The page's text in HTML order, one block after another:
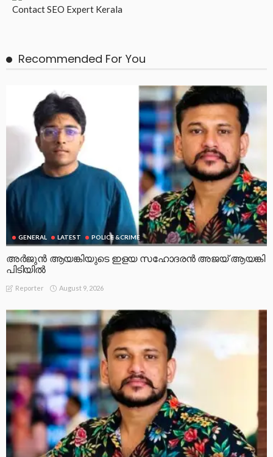
ContactSEO Expert Kerala
Recommended For You
GENERAL LATEST POLICE &CRIME
അർജുൻ ആയങ്കിയുടെ ഇളയ സഹോദരൻ അജയ് ആയങ്കി
പിടിയിൽ
Reporter August 9, 2026